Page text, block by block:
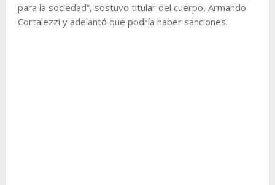
para la sociedad”, sostuvo titular del cuerpo, Armando
Cortalezzi y adelantó que podría haber sanciones.